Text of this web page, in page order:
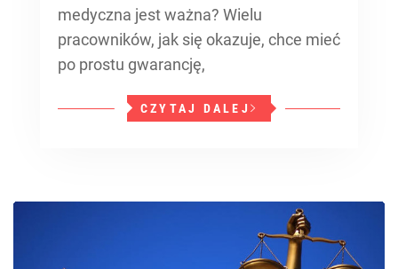
medyczna jest ważna? Wielu
pracowników, jak się okazuje, chce mieć
po prostu gwarancję,
CZYTAJ DALEJ